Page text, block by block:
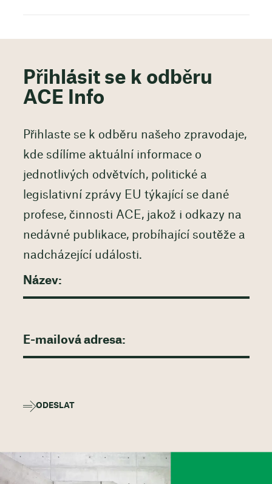
Přihlásit se k odběru
ACE Info
Přihlaste se k odběru našeho zpravodaje,
kde sdílíme aktuální informace o
jednotlivých odvětvích, politické a
legislativní zprávy EU týkající se dané
profese, činnosti ACE, jakož i odkazy na
nedávné publikace, probíhající soutěže a
nadcházející události.
ODESLAT